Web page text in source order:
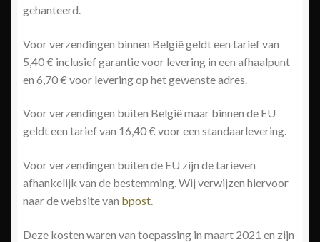
gehanteerd.
Voor verzendingen binnen België geldt een tarief van
5,40 € inclusief garantie voor levering in een afhaalpunt
en 6,70 € voor levering op het gewenste adres.
Voor verzendingen buiten België maar binnen de EU
geldt een tarief van 16,40 € voor een standaarlevering.
Voor verzendingen buiten de EU zijn de tarieven
afhankelijk van de bestemming. Wij verwijzen hiervoor
naar de website van bpost.
Deze kosten waren van toepassing in maart 2021 en zijn